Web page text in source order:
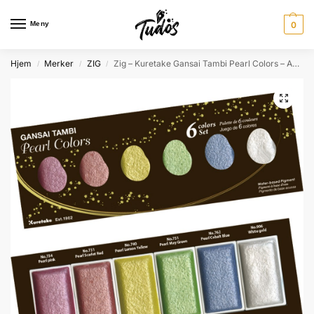
Meny 0
Hjem / Merker / ZIG / Zig – Kuretake Gansai Tambi Pearl Colors – Akvarell – 6 farger